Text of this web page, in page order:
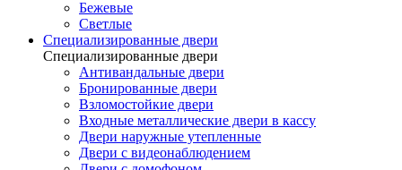
Бежевые
Светлые
Специализированные двери
Специализированные двери
Антивандальные двери
Бронированные двери
Взломостойкие двери
Входные металлические двери в кассу
Двери наружные утепленные
Двери с видеонаблюдением